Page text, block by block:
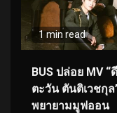
1 min read
BUS ปล่อย MV
ตะวัน ตันติเวชกุ
พยายามมูฟออน